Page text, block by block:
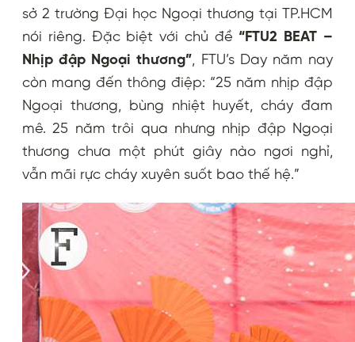
sở 2 trường Đại học Ngoại thương tại TP.HCM
nói riêng. Đặc biệt với chủ đề “FTU2 BEAT –
Nhịp đập Ngoại thương”, FTU’s Day năm nay
còn mang đến thông điệp: “25 năm nhịp đập
Ngoại thương, bùng nhiệt huyết, cháy đam
mê. 25 năm trôi qua nhưng nhịp đập Ngoại
thương chưa một phút giây nào ngơi nghỉ,
vẫn mãi rực cháy xuyên suốt bao thế hệ.”